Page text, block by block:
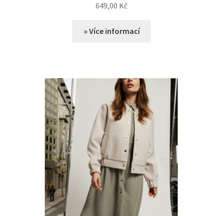
649,00 Kč
» Více informací